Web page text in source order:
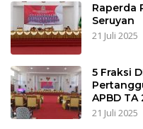
Raperda
Seruyan
21 Juli 2025
5 Fraksi
APBD TA
21 Juli 2025